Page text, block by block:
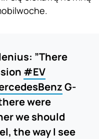
”There
#EV
G-
were
we should
the way I see